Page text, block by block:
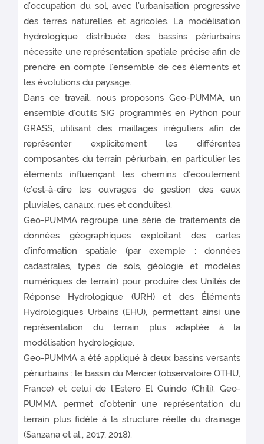
d’occupation du sol, avec l’urbanisation progressive
des terres naturelles et agricoles. La modélisation
hydrologique distribuée des bassins périurbains
nécessite une représentation spatiale précise afin de
prendre en compte l’ensemble de ces éléments et
les évolutions du paysage.
Dans ce travail, nous proposons Geo-PUMMA, un
ensemble d’outils SIG programmés en Python pour
GRASS, utilisant des maillages irréguliers afin de
représenter explicitement les différentes
composantes du terrain périurbain, en particulier les
éléments influençant les chemins d’écoulement
(c’est-à-dire les ouvrages de gestion des eaux
pluviales, canaux, rues et conduites).
Geo-PUMMA regroupe une série de traitements de
données géographiques exploitant des cartes
d’information spatiale (par exemple : données
cadastrales, types de sols, géologie et modèles
numériques de terrain) pour produire des Unités de
Réponse Hydrologique (URH) et des Éléments
Hydrologiques Urbains (EHU), permettant ainsi une
représentation du terrain plus adaptée à la
modélisation hydrologique.
Geo-PUMMA a été appliqué à deux bassins versants
périurbains : le bassin du Mercier (observatoire OTHU,
France) et celui de l’Estero El Guindo (Chili). Geo-
PUMMA permet d’obtenir une représentation du
terrain plus fidèle à la structure réelle du drainage
(Sanzana et al., 2017, 2018).